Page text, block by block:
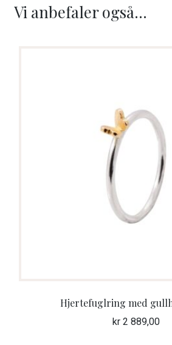
Vi anbefaler også...
Hjertefuglring med
kr 2 889,00